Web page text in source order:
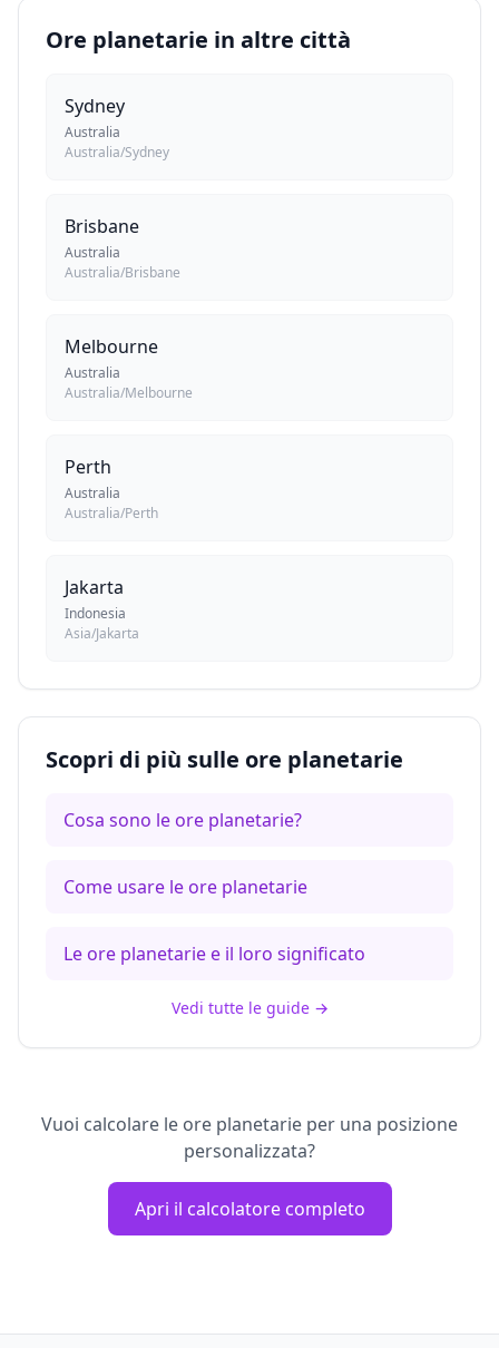
Ore planetarie in altre città
Sydney
Australia
Australia/Sydney
Brisbane
Australia
Australia/Brisbane
Melbourne
Australia
Australia/Melbourne
Perth
Australia
Australia/Perth
Jakarta
Indonesia
Asia/Jakarta
Scopri di più sulle ore planetarie
Cosa sono le ore planetarie?
Come usare le ore planetarie
Le ore planetarie e il loro significato
Vedi tutte le guide→
Vuoi calcolare le ore planetarie per una posizione
personalizzata?
Apri il calcolatore completo